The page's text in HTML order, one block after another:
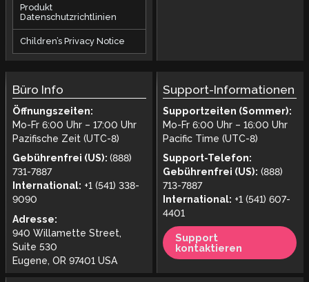
Produkt
Datenschutzrichtlinien
Children’s Privacy Notice
Büro Info
Öffnungszeiten:
Mo-Fr 6:00 Uhr – 17:00 Uhr
Pazifische Zeit (UTC-8)
Gebührenfrei (US): (888)
731-7887
International: +1 (541) 338-
9090
Adresse:
940 Willamette Street,
Suite 530
Eugene, OR 97401 USA
Support-Informationen
Supportzeiten (Sommer):
Mo-Fr 6:00 Uhr – 16:00 Uhr
Pacific Time (UTC-8)
Support-Telefon:
Gebührenfrei (US): (888)
713-7887
International: +1 (541) 607-
4401
Support
kontaktieren